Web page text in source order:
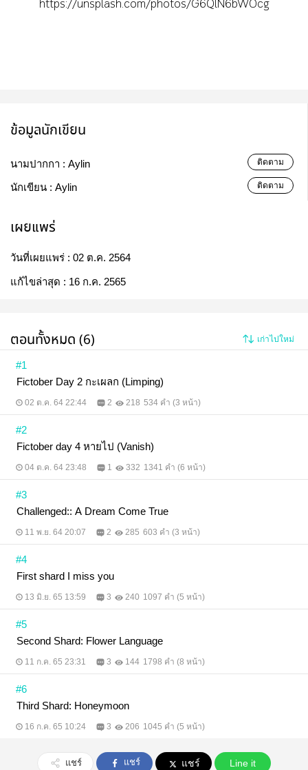
https://unsplash.com/photos/G6QlN6bWOcg
ข้อมูลนักเขียน
นามปากกา : Aylin ติดตาม
นักเขียน : Aylin ติดตาม
เผยแพร่
วันที่เผยแพร่ : 02 ต.ค. 2564
แก้ไขล่าสุด : 16 ก.ค. 2565
ตอนทั้งหมด (6) เก่าไปใหม่
#1
Fictober Day 2 กะเผลก (Limping)​
02 ต.ค. 64 22:44 2 218 534 คำ (3 หน้า)
#2
Fictober day 4 หายไป (Vanish)​
04 ต.ค. 64 23:48 1 332 1341 คำ (6 หน้า)
#3
Challenged:: A Dream Come True
11 พ.ย. 64 20:07 2 285 603 คำ (3 หน้า)
#4
First shard I miss you
13 มิ.ย. 65 13:59 3 240 1097 คำ (5 หน้า)
#5
Second Shard: Flower Language
11 ก.ค. 65 23:31 3 144 1798 คำ (8 หน้า)
#6
Third Shard: Honeymoon
16 ก.ค. 65 10:24 3 206 1045 คำ (5 หน้า)
แชร์ แชร์ แชร์ Line it